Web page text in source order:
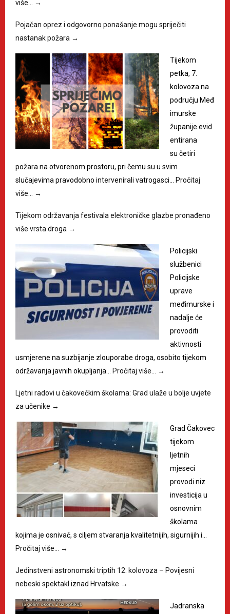
više…
→
Pojačan oprez i odgovorno ponašanje mogu spriječiti
nastanak požara →
Tijekom
petka, 7.
kolovoza na
području Međ
imurske
županije evid
entirana
su četiri
požara na otvorenom prostoru, pri čemu su u svim
slučajevima pravodobno intervenirali vatrogasci…
Pročitaj
više…
→
Tijekom održavanja festivala elektroničke glazbe pronađeno
više vrsta droga →
Policijski
službenici
Policijske
uprave
međimurske i
nadalje će
provoditi
aktivnosti
usmjerene na suzbijanje zlouporabe droga, osobito tijekom
održavanja javnih okupljanja…
Pročitaj više… →
Ljetni radovi u čakovečkim školama: Grad ulaže u bolje uvjete
za učenike →
Grad Čakovec
tijekom
ljetnih
mjeseci
provodi niz
investicija u
osnovnim
školama
kojima je osnivač, s ciljem stvaranja kvalitetnijih, sigurnijih i…
Pročitaj više…
→
Jedinstveni astronomski triptih 12. kolovoza – Povijesni
nebeski spektakl iznad Hrvatske →
Jadranska